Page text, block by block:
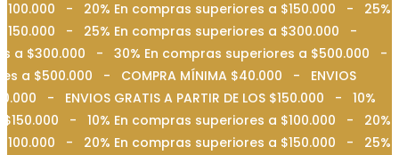
$100.000 - 20% En compras superiores a $150.000 - 25%
$150.000 - 25% En compras superiores a $300.000 -
a $300.000 - 30% En compras superiores a $500.000 -
a $500.000 - COMPRA MÍNIMA $40.000 - ENVIOS
- ENVIOS GRATIS A PARTIR DE LOS $150.000 - 10%
$150.000 - 10% En compras superiores a $100.000 - 20%
$100.000 - 20% En compras superiores a $150.000 - 25%